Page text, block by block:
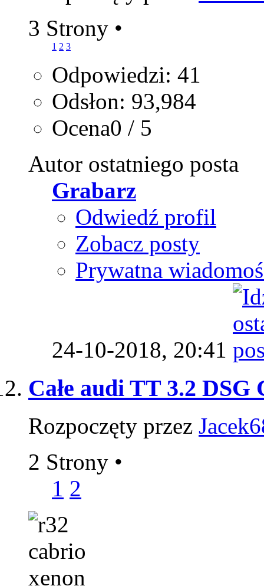
3 Strony •
1 2 3
Odpowiedzi: 41
Odsłon: 93,984
Ocena0 / 5
Autor ostatniego posta
Grabarz
Odwiedź profil
Zobacz posty
Prywatna
24-10-2018, 20:41
Całe audi TT 3.2 DSG
Rozpoczęty przez
2 Strony •
1 2